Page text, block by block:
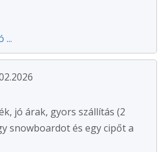
...
jó árak, gyors szállítás (2
snowboardot és egy cipőt a